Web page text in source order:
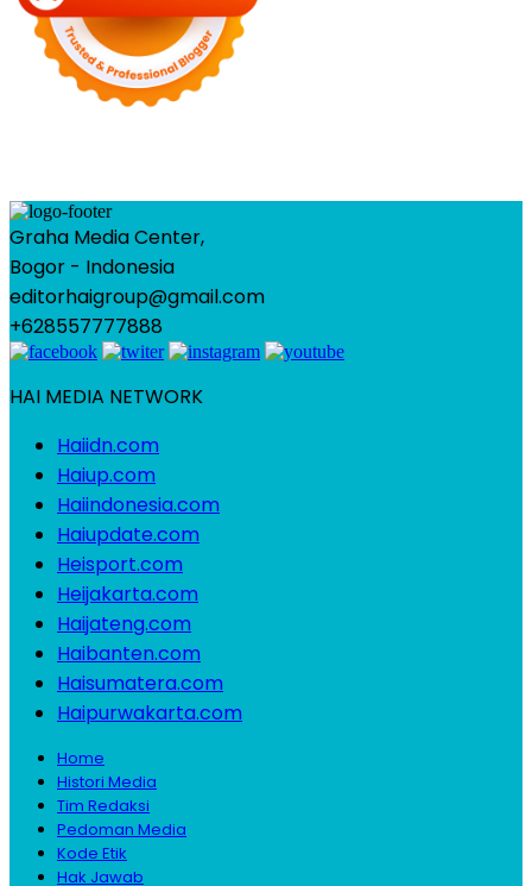
Graha Media Center,
Bogor - Indonesia
editorhaigroup@gmail.com
+628557777888
HAI MEDIA NETWORK
Haiidn.com
Haiup.com
Haiindonesia.com
Haiupdate.com
Heisport.com
Heijakarta.com
Haijateng.com
Haibanten.com
Haisumatera.com
Haipurwakarta.com
Home
Histori Media
Tim Redaksi
Pedoman Media
Kode Etik
Hak Jawab